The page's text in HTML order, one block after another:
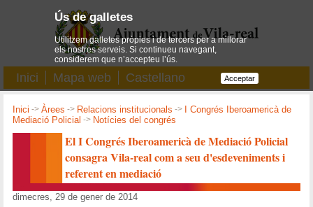
Inici Mapa web Castellano
Inici ->Àrees -> Relacions institucionals ->
I Congrés Iberoamericà de
Mediació Policial -> Notícies del congrés
El I Congrés Iberoamericà de Mediació Policial
consagra Vila-real com a seu d'esdeveniments i
referent en mediació
dimecres, 29 de gener de 2014
Ús de galletes
Utilitzem galletes pròpies i de tercers per a millorar
els nostres serveis. Si continueu navegant,
considerem que n’accepteu l’ús.
Acceptar